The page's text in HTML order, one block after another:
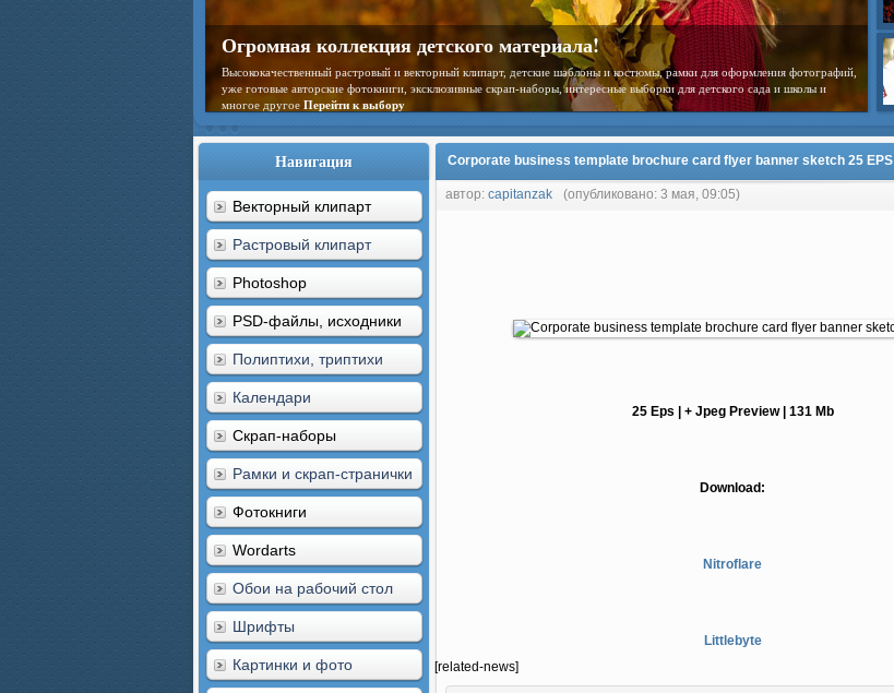
Огромная коллекция детского материала!
Высококачественный растровый и векторный клипарт, детские шаблоны и костюмы, рамки для оформления фотографий,
уже готовые авторские фотокниги, эксклюзивные скрап-наборы, интересные выборки для детского сада и школы и
многое другое Перейти к выбору
Навигация
Векторный клипарт
Растровый клипарт
Photoshop
PSD-файлы, исходники
Полиптихи, триптихи
Календари
Скрап-наборы
Рамки и скрап-странички
Фотокниги
Wordarts
Обои на рабочий стол
Шрифты
Картинки и фото
Corporate business template brochure card flyer banner sketch 25 EPS
автор: capitanzak (опубликовано: 3 мая, 09:05)
25 Eps | + Jpeg Preview | 131 Mb
Download:
Nitroflare
Littlebyte
[related-news]